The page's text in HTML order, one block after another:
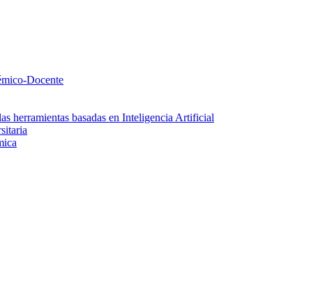
Docente
herramientas basadas en Inteligencia Artificial